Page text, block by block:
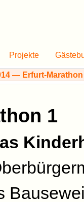
Projekte
1